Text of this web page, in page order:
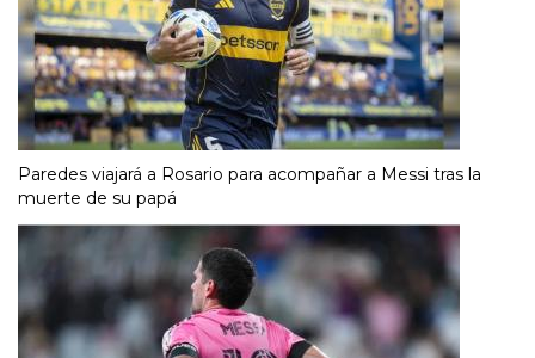
Paredes viajará a Rosario para acompañar a Messi tras la
muerte de su papá